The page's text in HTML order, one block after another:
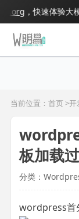
，快速体验大模
当前位置：首页 >开
板加载
分类：
wordpress首